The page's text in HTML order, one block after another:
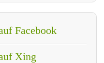
Facebook
Xing